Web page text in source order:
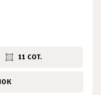
11 сот.